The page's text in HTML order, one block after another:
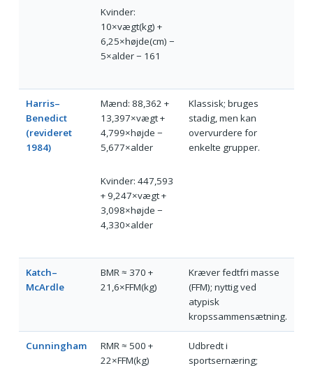
Kvinder:
10×vægt(kg) +
6,25×højde(cm) −
5×alder − 161
Harris–
Benedict
(revideret
1984)
Mænd: 88,362 +
13,397×vægt +
4,799×højde −
5,677×alder
Kvinder: 447,593
+ 9,247×vægt +
3,098×højde −
4,330×alder
Klassisk; bruges
stadig, men kan
overvurdere for
enkelte grupper.
Katch–
McArdle
BMR ≈ 370 +
21,6×FFM(kg)
Kræver fedtfri masse
(FFM); nyttig ved
atypisk
kropssammensætning.
Cunningham
RMR ≈ 500 +
22×FFM(kg)
Udbredt i
sportsernæring;